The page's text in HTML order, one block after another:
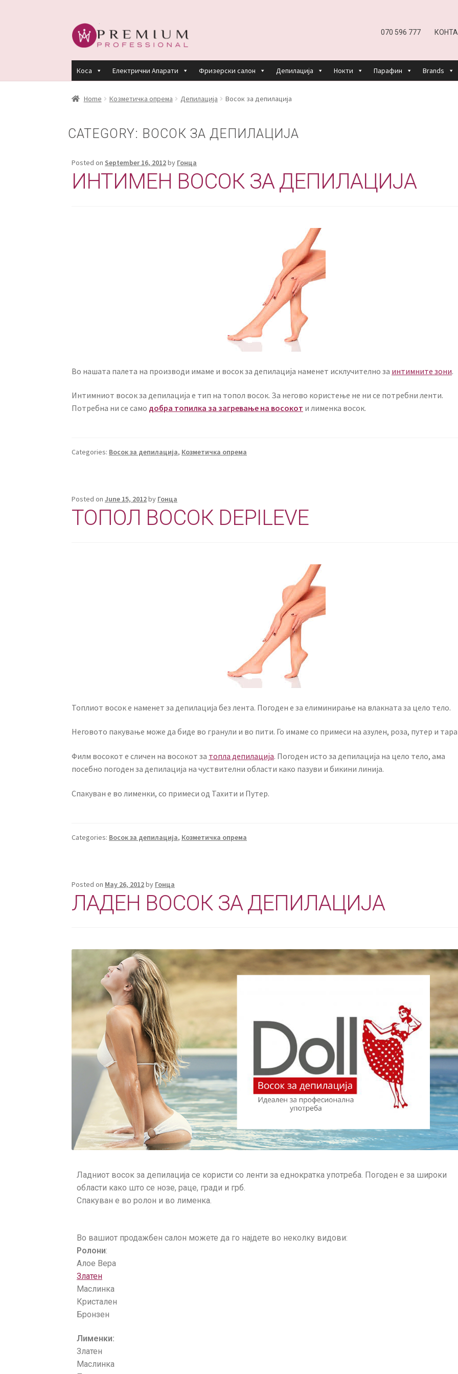
070 596 777
Коса Електрични Апарати Фризерски салон Депилација Нокти Парафин Brands
HOME PREMIUM PROFESSIONAL LINKS REFUND AND RETURNS POLICY
Home Козметичка опрема Депилација Восок за депилација
CATEGORY: ВОСОК ЗА ДЕПИЛАЦИЈА
Posted on September 16, 2012by Гонца
ИНТИМЕН ВОСОК ЗА ДЕПИЛАЦИЈА
Во нашата палета на производи имаме и восок за депилација наменет исклучително за интимните зони.
Интимниот восок за депилација е тип на топол восок. За негово користење не ни се потребни ленти.
Потребна ни се само добра топилка за загревање на восокот и лименка восок.
Categories: Восок за депилација, Козметичка опрема
Posted onJune 15, 2012by Гонца
ТОПОЛ ВОСОК DEPILEVE
Топлиот восок е наменет за депилација без лента. Погоден е за елиминирање на влакната за цело тело.
Неговото пакување може да биде во гранули и во пити. Го имаме со примеси на азулен, роза, путер и
Филм восокот е сличен на восокот за топла депилација. Погоден исто за депилација на цело тело, ама
посебно погоден за депилација на чуствителни области како пазуви и бикини линија.
Спакуван е во лименки, со примеси од Тахити и Путер.
Categories: Восок за депилација, Козметичка опрема
Posted on May 26, 2012by Гонца
ЛАДЕН ВОСОК ЗА ДЕПИЛАЦИЈА
Ладниот восок за депилација се користи со ленти за еднократка употреба. Погоден е за широки
области како што се нозе, раце, гради и грб.
Спакуван е во ролон и во лименка.
Во вашиот продажбен салон можете да го најдете во неколку видови:
Ролони:
Алое Вера
Златен
Маслинка
Кристален
Бронзен
Лименки:
Златен
Маслинка